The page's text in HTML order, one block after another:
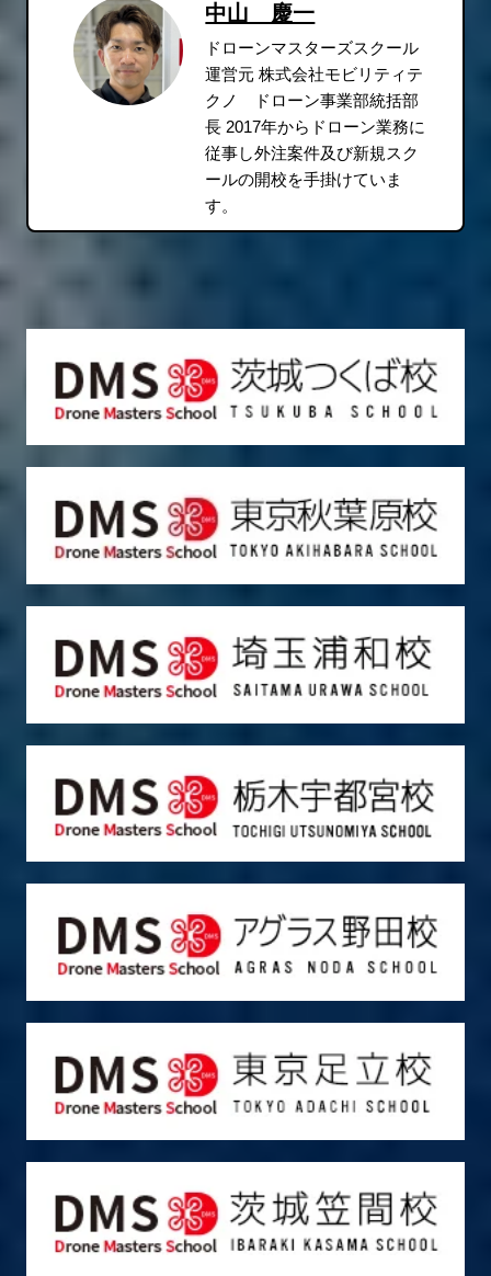
中山 慶一
ドローンマスターズスクール
運営元 株式会社モビリティテ
クノ ドローン事業部統括部
長 2017年からドローン業務に
従事し外注案件及び新規スク
ールの開校を手掛けていま
す。